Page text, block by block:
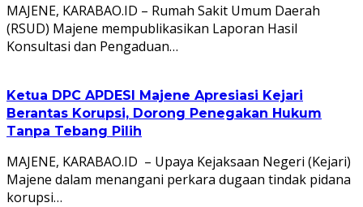
MAJENE, KARABAO.ID – Rumah Sakit Umum Daerah
(RSUD) Majene mempublikasikan Laporan Hasil
Konsultasi dan Pengaduan…
Ketua DPC APDESI Majene Apresiasi Kejari
Berantas Korupsi, Dorong Penegakan Hukum
Tanpa Tebang Pilih
MAJENE, KARABAO.ID – Upaya Kejaksaan Negeri (Kejari)
Majene dalam menangani perkara dugaan tindak pidana
korupsi…